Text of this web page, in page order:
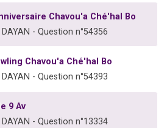
Chavou'a Ché'hal Bo
- Question n°54356
Chavou'a Ché'hal Bo
- Question n°54393
9 Av
- Question n°13334